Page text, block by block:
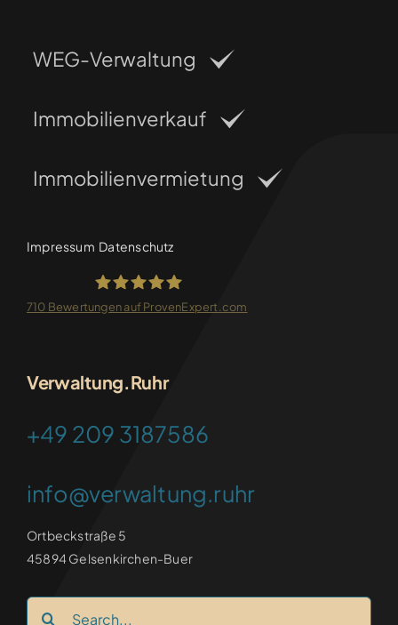
WEG-Verwaltung
Immobilienverkauf
Immobilienvermietung
Impressum Datenschutz
710 Bewertungen auf ProvenExpert.com
Verwaltung.Ruhr
+49 209 3187586
info@verwaltung.ruhr
Ortbeckstraße 5
45894 Gelsenkirchen-Buer